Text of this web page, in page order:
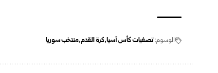
الوسوم:تصفيات كأس آسيا كرة القدم منتخب سوريا